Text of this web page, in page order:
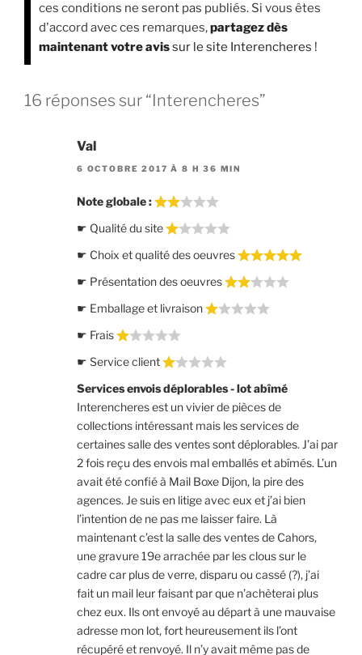
ces conditions ne seront pas publiés. Si vous êtes
d'accord avec ces remarques,partagez dès
maintenant votre avissur le site Interencheres !
16 réponses sur “Interencheres”
Val
6 OCTOBRE 2017 À 8 H 36 MIN
Note globale :
☛ Qualité du site
☛ Choix et qualité des oeuvres
☛ Présentation des oeuvres
☛ Emballage et livraison
☛ Frais
☛ Service client
Services envois déplorables - lot abîmé
Interencheres est un vivier de pièces de
collections intéressant mais les services de
certaines salle des ventes sont déplorables. J’ai par
2 fois reçu des envois mal emballés et abîmés. L’un
avait été confié à Mail Boxe Dijon, la pire des
agences. Je suis en litige avec eux et j’ai bien
l’intention de ne pas me laisser faire. Là
maintenant c’est la salle des ventes de Cahors,
une gravure 19e arrachée par les clous sur le
cadre car plus de verre, disparu ou cassé (?), j’ai
fait un mail leur faisant par que n’achèterai plus
chez eux. Ils ont envoyé au départ à une mauvaise
adresse mon lot, fort heureusement ils l’ont
récupéré et renvoyé. Il n’y avait même pas de